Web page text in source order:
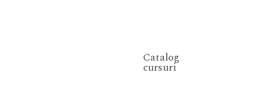
Catalog
cursuri